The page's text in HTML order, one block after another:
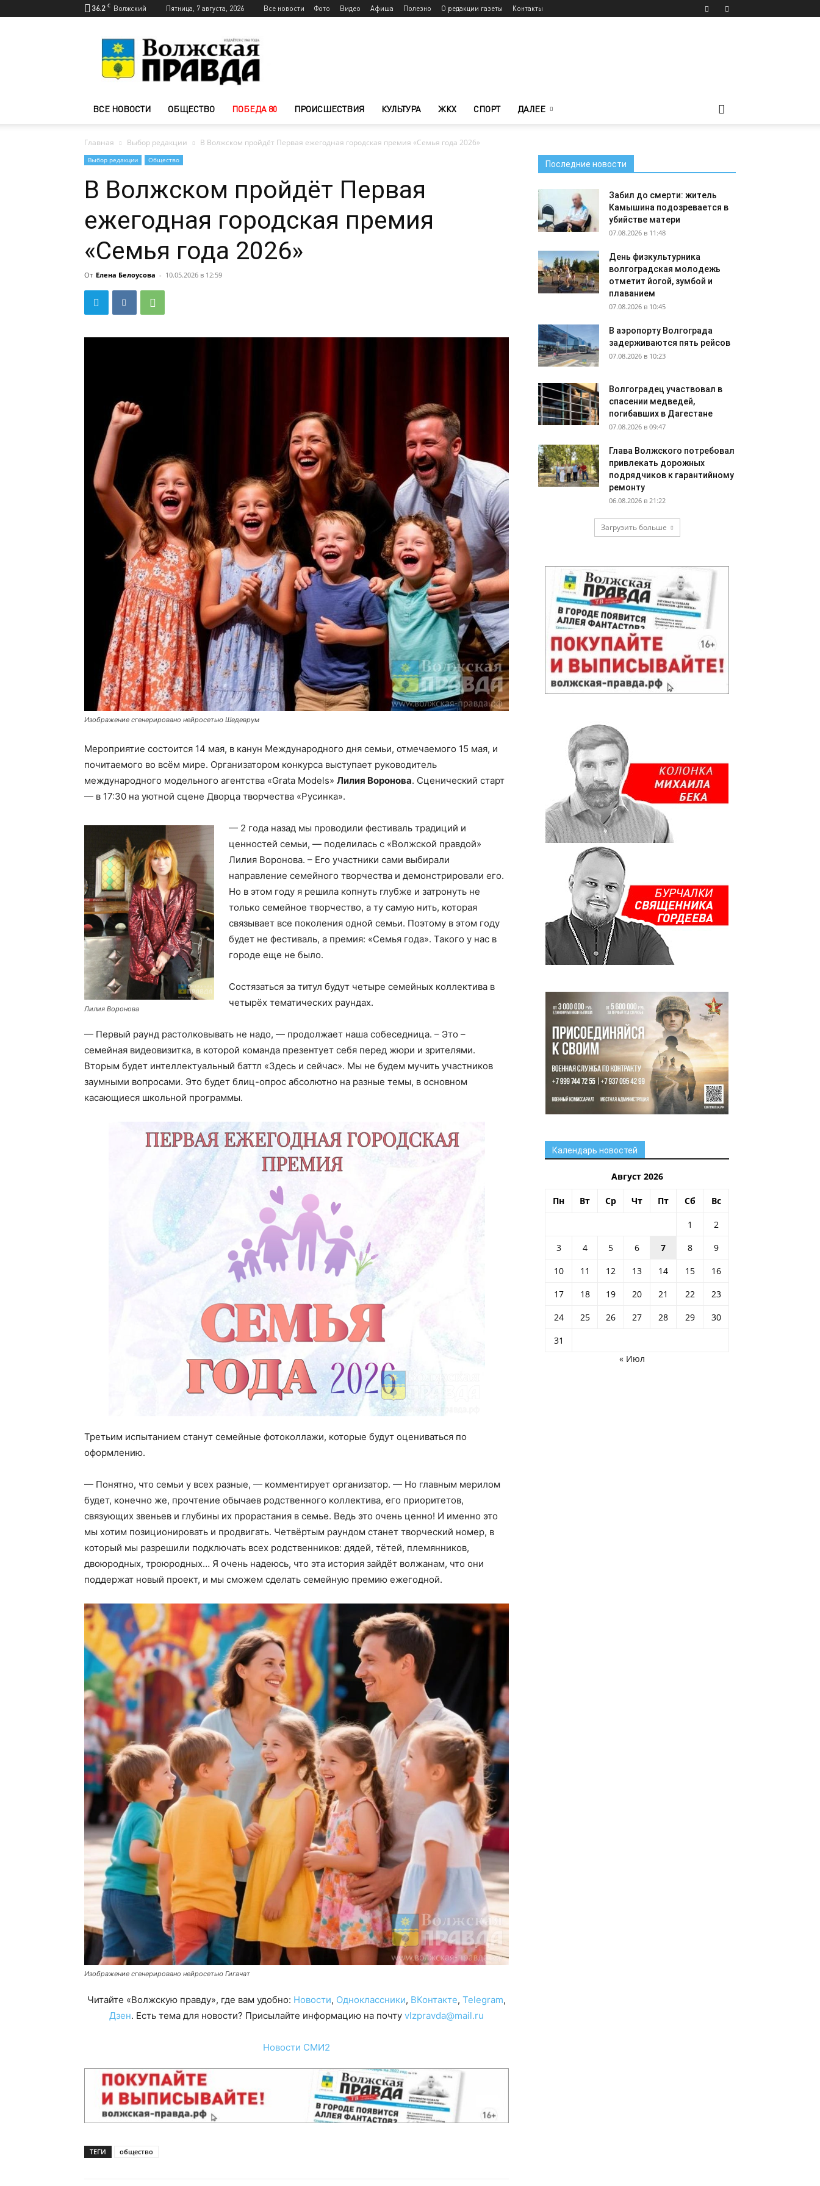
36.2 C Волжский Пятница, 7 августа, 2026 Все новости Фото Видео Афиша Полезно О редакции газеты Контакты
Волжского
—
Волжская
ВСЕ НОВОСТИ ОБЩЕСТВО ПОБЕДА 80 ПРОИСШЕСТВИЯ КУЛЬТУРА ЖКХ СПОРТ ДАЛЕЕ
Главная Выбор редакции В Волжском пройдёт Первая ежегодная городская премия «Семья года 2026»
Выбор редакции Общество
В Волжском пройдёт Первая
ежегодная городская премия
«Семья года 2026»
От Елена Белоусова - 10.05.2026 в 12:59
Изображение сгенерировано нейросетью Шедеврум
Мероприятие состоится 14 мая, в канун Международного дня семьи, отмечаемого 15 мая, и
почитаемого во всём мире. Организатором конкурса выступает руководитель
международного модельного агентства «Grata Models» Лилия Воронова. Сценический старт
— в 17:30 на уютной сцене Дворца творчества «Русинка».
Лилия Воронова
— 2 года назад мы проводили фестиваль традиций и
ценностей семьи, — поделилась с «Волжской правдой»
Лилия Воронова. – Его участники сами выбирали
направление семейного творчества и демонстрировали его.
Но в этом году я решила копнуть глубже и затронуть не
только семейное творчество, а ту самую нить, которая
связывает все поколения одной семьи. Поэтому в этом году
будет не фестиваль, а премия: «Семья года». Такого у нас в
городе еще не было.
Состязаться за титул будут четыре семейных коллектива в
четырёх тематических раундах.
— Первый раунд растолковывать не надо, — продолжает наша собеседница. – Это –
семейная видеовизитка, в которой команда презентует себя перед жюри и зрителями.
Вторым будет интеллектуальный баттл «Здесь и сейчас». Мы не будем мучить участников
заумными вопросами. Это будет блиц-опрос абсолютно на разные темы, в основном
касающиеся школьной программы.
Третьим испытанием станут семейные фотоколлажи, которые будут оцениваться по
оформлению.
— Понятно, что семьи у всех разные, — комментирует организатор. — Но главным мерилом
будет, конечно же, прочтение обычаев родственного коллектива, его приоритетов,
связующих звеньев и глубины их прорастания в семье. Ведь это очень ценно! И именно это
мы хотим позиционировать и продвигать. Четвёртым раундом станет творческий номер, в
который мы разрешили подключать всех родственников: дядей, тётей, племянников,
двоюродных, троюродных… Я очень надеюсь, что эта история зайдёт волжанам, что они
поддержат новый проект, и мы сможем сделать семейную премию ежегодной.
Изображение сгенерировано нейросетью Гигачат
Читайте «Волжскую правду», где вам удобно: Новости, Одноклассники, ВКонтакте, Telegram,
Дзен. Есть тема для новости? Присылайте информацию на почту vlzpravda@mail.ru
Новости СМИ2
ТЕГИ общество
Последние новости
Забил до смерти: житель
Камышина подозревается в
убийстве матери
07.08.2026 в 11:48
День физкультурника
волгоградская молодежь
отметит йогой, зумбой и
плаванием
07.08.2026 в 10:45
В аэропорту Волгограда
задерживаются пять рейсов
07.08.2026 в 10:23
Волгоградец участвовал в
спасении медведей,
погибавших в Дагестане
07.08.2026 в 09:47
Глава Волжского потребовал
привлекать дорожных
подрядчиков к гарантийному
ремонту
06.08.2026 в 21:22
Загрузить больше
Календарь новостей
Август 2026
Пн Вт Ср Чт Пт Сб Вс
1
2
3
4 5 6 7 8
9
10
11 12 13 14 15
16
17
18 19 20 21 22
23
24
25 26 27 28 29
30
31
« Июл